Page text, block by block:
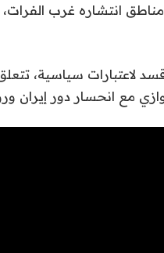
انتشاره غرب الفرات،
لاعتبارات سياسية،
مع انحسار دور إيران